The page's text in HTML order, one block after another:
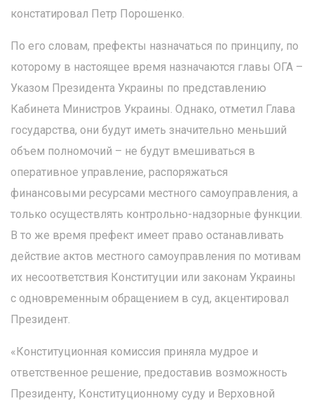
констатировал Петр Порошенко.
По его словам, префекты назначаться по принципу, по
которому в настоящее время назначаются главы ОГА –
Указом Президента Украины по представлению
Кабинета Министров Украины. Однако, отметил Глава
государства, они будут иметь значительно меньший
объем полномочий – не будут вмешиваться в
оперативное управление, распоряжаться
финансовыми ресурсами местного самоуправления, а
только осуществлять контрольно-надзорные функции.
В то же время префект имеет право останавливать
действие актов местного самоуправления по мотивам
их несоответствия Конституции или законам Украины
с одновременным обращением в суд, акцентировал
Президент.
«Конституционная комиссия приняла мудрое и
ответственное решение, предоставив возможность
Президенту, Конституционному суду и Верховной